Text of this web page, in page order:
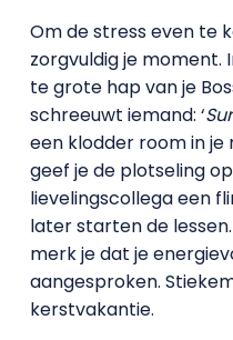
Om de stress even te
zorgvuldig je moment.
te grote hap van je
schreeuwt iemand: ‘
een klodder room in je
geef je de plotseling
lievelingscollega een
later starten de
merk je dat je
aangesproken.
kerstvakantie.